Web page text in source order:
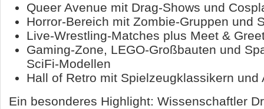
Queer Avenue mit Drag-Shows und
Horror-Bereich mit Zombie-Gruppen und
Live-Wrestling-Matches plus Meet &
Gaming-Zone, LEGO-Großbauten und
SciFi-Modellen
Hall of Retro mit Spielzeugklassikern und
Ein besonderes Highlight: Wissenschaftler